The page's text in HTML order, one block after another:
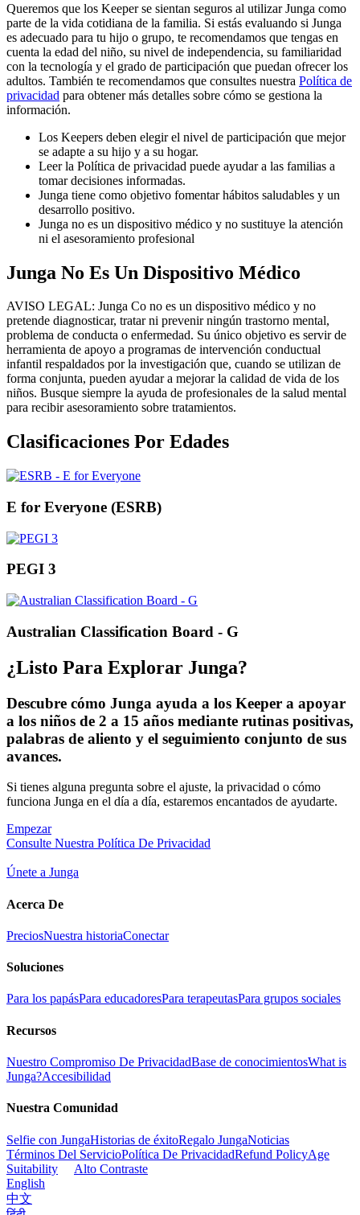
Queremos que los Keeper se sientan seguros al utilizar Junga como
parte de la vida cotidiana de la familia. Si estás evaluando si Junga
es adecuado para tu hijo o grupo, te recomendamos que tengas en
cuenta la edad del niño, su nivel de independencia, su familiaridad
con la tecnología y el grado de participación que puedan ofrecer los
adultos. También te recomendamos que consultes nuestra Política de
privacidad para obtener más detalles sobre cómo se gestiona la
información.
Los Keepers deben elegir el nivel de participación que mejor
se adapte a su hijo y a su hogar.
Leer la Política de privacidad puede ayudar a las familias a
tomar decisiones informadas.
Junga tiene como objetivo fomentar hábitos saludables y un
desarrollo positivo.
Junga no es un dispositivo médico y no sustituye la atención
ni el asesoramiento profesional
Junga No Es Un Dispositivo Médico
AVISO LEGAL: Junga Co no es un dispositivo médico y no
pretende diagnosticar, tratar ni prevenir ningún trastorno mental,
problema de conducta o enfermedad. Su único objetivo es servir de
herramienta de apoyo a programas de intervención conductual
infantil respaldados por la investigación que, cuando se utilizan de
forma conjunta, pueden ayudar a mejorar la calidad de vida de los
niños. Busque siempre la ayuda de profesionales de la salud mental
para recibir asesoramiento sobre tratamientos.
Clasificaciones Por Edades
E for Everyone (ESRB)
PEGI 3
Australian Classification Board - G
¿Listo Para Explorar Junga?
Descubre cómo Junga ayuda a los Keeper a apoyar
a los niños de 2 a 15 años mediante rutinas positivas,
palabras de aliento y el seguimiento conjunto de sus
avances.
Si tienes alguna pregunta sobre el ajuste, la privacidad o cómo
funciona Junga en el día a día, estaremos encantados de ayudarte.
Empezar
Consulte Nuestra Política De Privacidad
Únete a Junga
Acerca De
PreciosNuestra historiaConectar
Soluciones
Para los papásPara educadoresPara terapeutasPara grupos sociales
Recursos
Nuestro Compromiso De PrivacidadBase de conocimientosWhat is
Junga?Accesibilidad
Nuestra Comunidad
Selfie con JungaHistorias de éxitoRegalo JungaNoticias
Términos Del ServicioPolítica De PrivacidadRefund PolicyAge
Suitability
Alto Contraste
English
中文